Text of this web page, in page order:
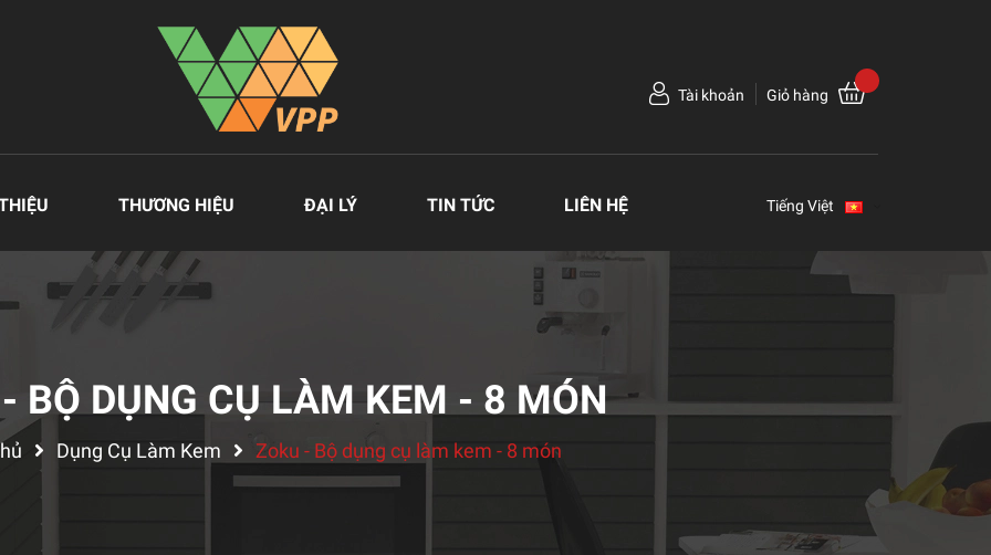
Tài khoản Giỏ hàng
THƯƠNG HIỆU ĐẠI LÝ TIN TỨC LIÊN HỆ Tiếng Việt
BỘ DỤNG CỤ LÀM KEM - 8 MÓN
Dụng Cụ Làm Kem Zoku - Bộ dụng cụ làm kem - 8 món